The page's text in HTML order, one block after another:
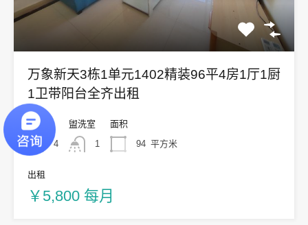
万象新天3栋1单元1402精装96平4房1厅1厨
1卫带阳台全齐出租
卧室
4
盥洗室
1
面积
94 平方米
出租
￥5,800 每月